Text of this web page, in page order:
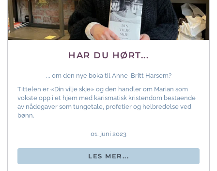
HAR DU HØRT...
... om den nye boka til Anne-Britt Harsem?
Tittelen er «Din vilje skje» og den handler om Marian som
vokste opp i et hjem med karismatisk kristendom bestående
av nådegaver som tungetale, profetier og helbredelse ved
bønn.
01. juni 2023
LES MER...